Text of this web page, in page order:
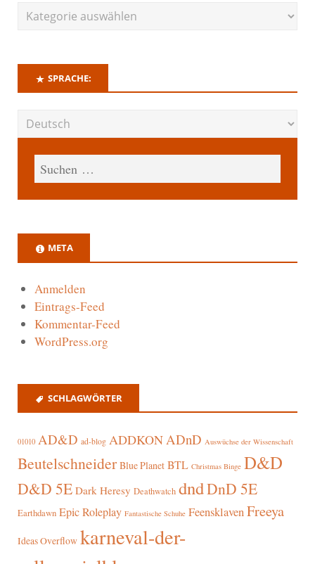
SPRACHE:
META
Anmelden
Eintrags-Feed
Kommentar-Feed
WordPress.org
SCHLAGWÖRTER
01010 AD&D ad-blog ADDKONADnD Auswüchse der Wissenschaft
Beutelschneider Blue Planet BTL Christmas Binge D&D
D&D 5E Dark Heresy Deathwatch dndDnD 5E
Earthdawn Epic Roleplay Fantastische Schuhe FeensklavenFreeya
Ideas Overflow karneval-der-